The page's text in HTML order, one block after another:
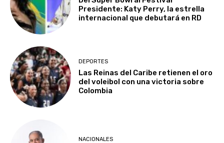
Presidente: Katy Perry, la estrella
internacional que debutará en RD
DEPORTES
Las Reinas del Caribe retienen el oro
del voleibol con una victoria sobre
Colombia
NACIONALES